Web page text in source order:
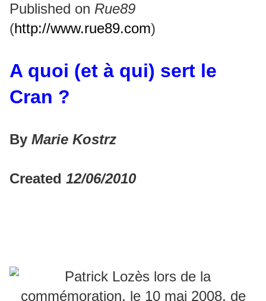
Published on Rue89
(http://www.rue89.com)
A quoi (et à qui) sert le
Cran ?
By Marie Kostrz
Created 12/06/2010